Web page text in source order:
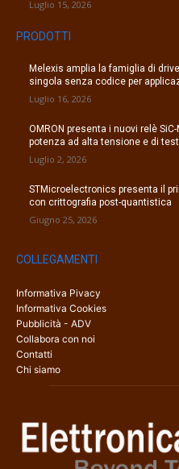
Luglio 15, 2026
PRODOTTI
Melexis amplia la famiglia di
singola senza codice per
Luglio 16, 2026
OMRON presenta i nuovi relè
potenza ad alta tensione e di test
Luglio 2, 2026
STMicroelectronics presenta il
con crittografia post-quantistica
Giugno 25, 2026
COLLEGAMENTI
Informativa Pivacy
Informativa Cookies
Pubblicità - ADV
Collabora con noi
Contatti
Chi siamo